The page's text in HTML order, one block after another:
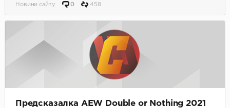
Новини сайту 0 458
Предсказалка AEW Double or Nothing 2021